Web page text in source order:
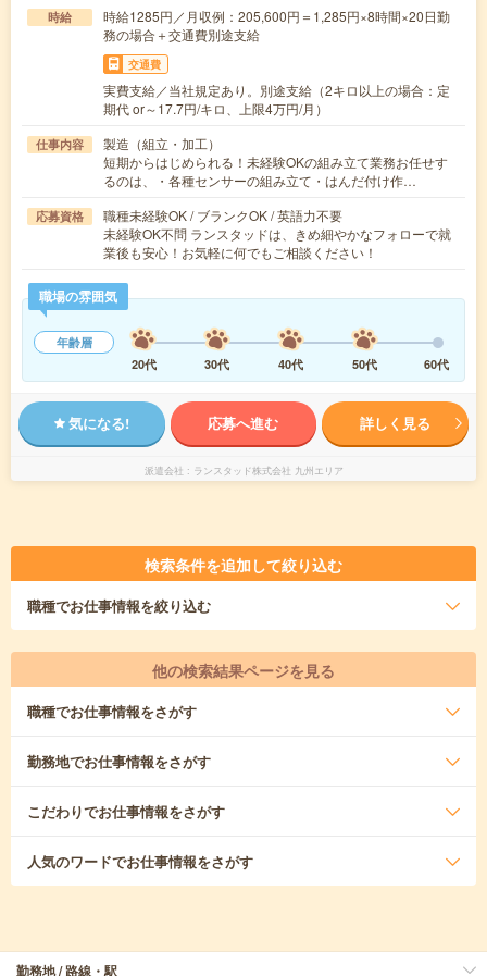
時給
時給1285円／月収例：205,600円＝1,285円×8時間×20日勤
務の場合＋交通費別途支給
交通費
実費支給／当社規定あり。別途支給（2キロ以上の場合：定
期代 or～17.7円/キロ、上限4万円/月）
仕事内容
製造（組立・加工）
短期からはじめられる！未経験OKの組み立て業務お任せす
るのは、・各種センサーの組み立て・はんだ付け作…
応募資格
職種未経験OK / ブランクOK / 英語力不要
未経験OK不問 ランスタッドは、きめ細やかなフォローで就
業後も安心！お気軽に何でもご相談ください！
職場の雰囲気
年齢層
20代
30代 40代 50代 60代
気になる! 応募へ進む 詳しく見る
派遣会社 ランスタッド株式会社 九州エリア
検索条件を追加して絞り込む
職種でお仕事情報を絞り込む
他の検索結果ページを見る
職種でお仕事情報をさがす
勤務地でお仕事情報をさがす
こだわりでお仕事情報をさがす
人気のワードでお仕事情報をさがす
勤務地 / 路線・駅